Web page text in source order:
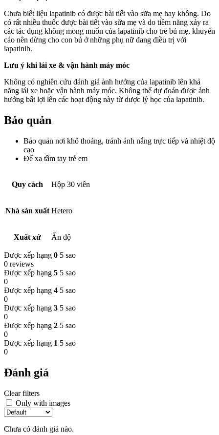
Chưa biết liệu lapatinib có được bài tiết vào sữa mẹ hay không. Do
có rất nhiều thuốc được bài tiết vào sữa mẹ và do tiềm năng xảy ra
các tác dụng không mong muốn của lapatinib cho trẻ bú mẹ, khuyến
cáo nên dừng cho con bú ở những phụ nữ đang điều trị với
lapatinib.
Lưu ý khi lái xe & vận hành máy móc
Không có nghiên cứu đánh giá ảnh hưởng của lapatinib lên khả
năng lái xe hoặc vận hành máy móc. Không thể dự đoán được ảnh
hưởng bất lợi lên các hoạt động này từ dược lý học của lapatinib.
Bảo quản
Bảo quản nơi khô thoáng, tránh ánh nắng trực tiếp và nhiệt độ
cao
Để xa tầm tay trẻ em
Quy cách Hộp 30 viên
Nhà sản xuất Hetero
Xuất xứ Ấn độ
Được xếp hạng 0 5 sao
0 reviews
Được xếp hạng 5 5 sao
0
Được xếp hạng 4 5 sao
0
Được xếp hạng 3 5 sao
0
Được xếp hạng 2 5 sao
0
Được xếp hạng 1 5 sao
0
Đánh giá
Clear filters
Only with images
Chưa có đánh giá nào.